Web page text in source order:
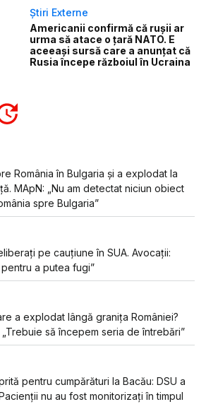
Știri Externe
Americanii confirmă că rușii ar
urma să atace o țară NATO. E
aceeași sursă care a anunțat că
Rusia începe războiul în Ucraina
România în Bulgaria și a explodat la
MApN: „Nu am detectat niciun obiect
spre Bulgaria”
pe cauțiune în SUA. Avocații:
a putea fugi”
a explodat lângă granița României?
să începem seria de întrebări”
pentru cumpărături la Bacău: DSU a
nu au fost monitorizați în timpul